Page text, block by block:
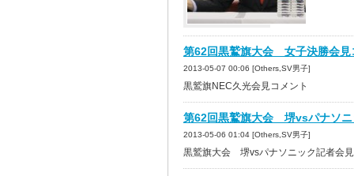
第62回黒鷲旗大会 女子決勝会見
2013-05-07 00:06 [Others,SV男子]
黒鷲旗NEC久光会見コメント
第62回黒鷲旗大会 堺vsパナソニ
2013-05-06 01:04 [Others,SV男子]
黒鷲旗大会 堺vsパナソニック記者会見